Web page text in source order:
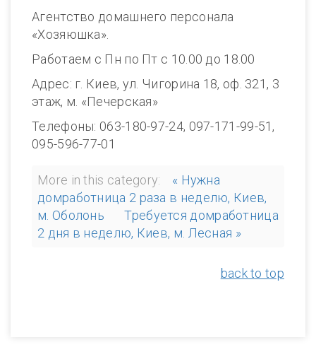
Агентство домашнего персонала
«Хозяюшка».
Работаем с Пн по Пт с 10.00 до 18.00
Адрес: г. Киев, ул. Чигорина 18, оф. 321, 3
этаж, м. «Печерская»
Телефоны: 063-180-97-24, 097-171-99-51,
095-596-77-01
More in this category:
« Нужна
домработница 2 раза в неделю, Киев,
м. Оболонь
Требуется домработница
2 дня в неделю, Киев, м. Лесная »
back to top